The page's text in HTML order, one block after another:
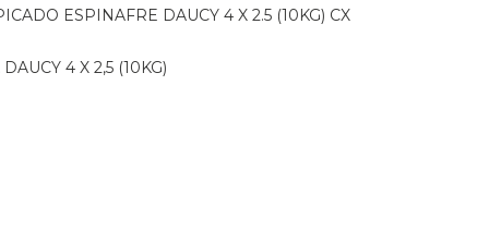
PICADO ESPINAFRE DAUCY 4 X 2.5 (10KG) CX
4 X 2,5 (10KG)